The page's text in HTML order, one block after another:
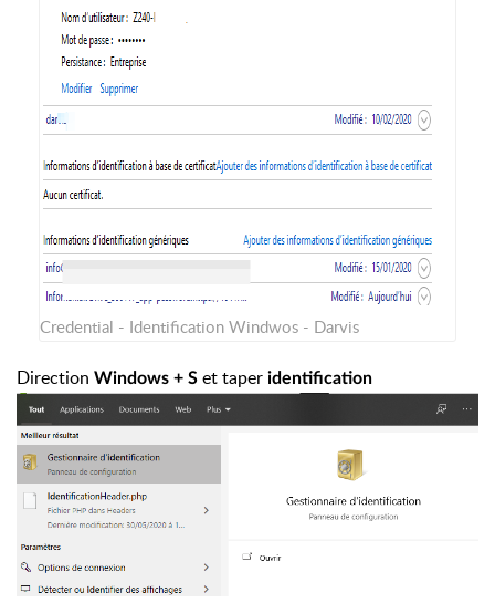
Credential - Identification Windwos - Darvis
Direction Windows + S et taper identification